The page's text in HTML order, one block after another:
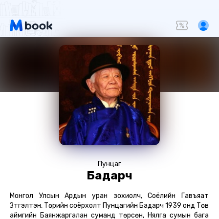
Пунцаг
Бадарч
Монгол Улсын Ардын уран зохиолч, Соёлийн Гавъяат
Зүтгэлтэн, Төрийн соёрхолт Пунцагийн Бадарч 1939 онд Төв
аймгийн Баянжаргалан суманд төрсөн, Нялга сумын бага